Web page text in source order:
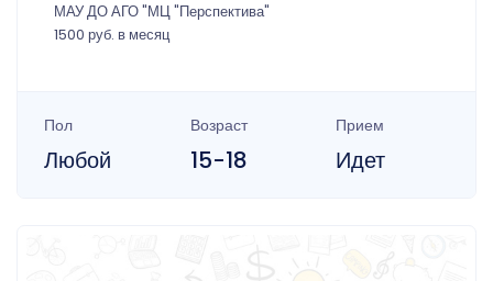
МАУ ДО АГО "МЦ "Перспектива"
1500 руб. в месяц
Пол
Любой
Возраст
15-18
Прием
Идет